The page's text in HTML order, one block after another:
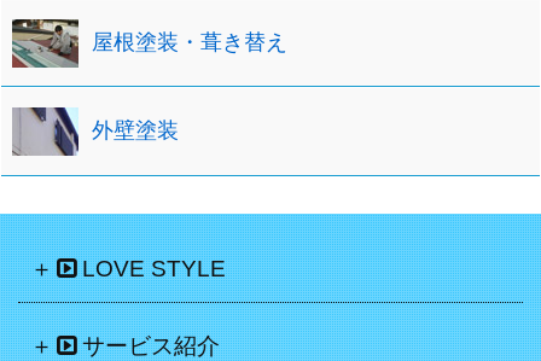
屋根塗装・葺き替え
外壁塗装
LOVE STYLE
サービス紹介